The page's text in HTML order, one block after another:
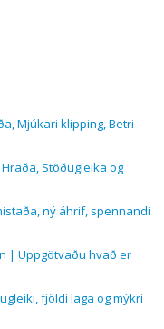
Mjúkari klipping, Betri
Stöðugleika og
ný áhrif, spennandi
| Uppgötvaðu hvað er
fjöldi laga og mýkri